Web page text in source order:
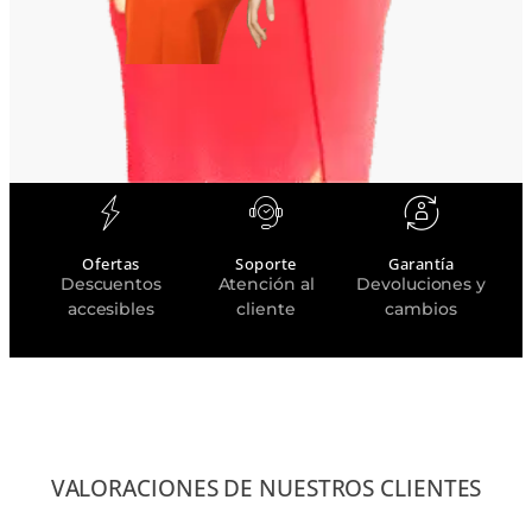
Ofertas
Descuentos
accesibles
Soporte
Atención al
cliente
Garantía
Devoluciones y
cambios
VALORACIONES DE NUESTROS CLIENTES